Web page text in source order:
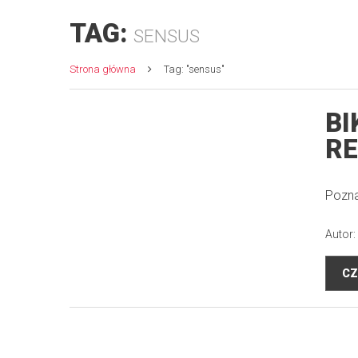
TAG: SENSUS
Strona główna Tag: "sensus"
Autor: